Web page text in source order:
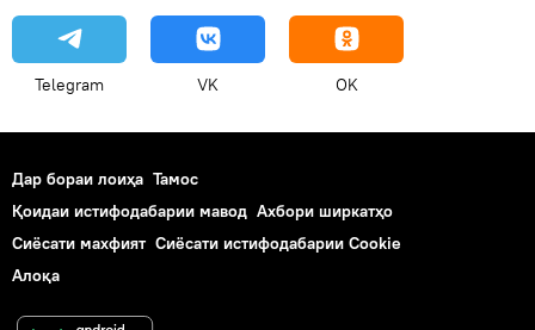
Telegram VK OK
Дар бораи лоиҳа Тамос
Қоидаи истифодабарии мавод Ахбори ширкатҳо
Сиёсати махфият Сиёсати истифодабарии Cookie
Алоқа